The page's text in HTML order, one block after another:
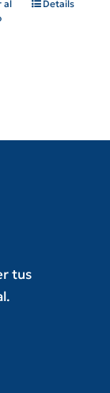
al
Details
tus